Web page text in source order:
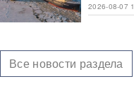
2026-08-07
Все новости раздела